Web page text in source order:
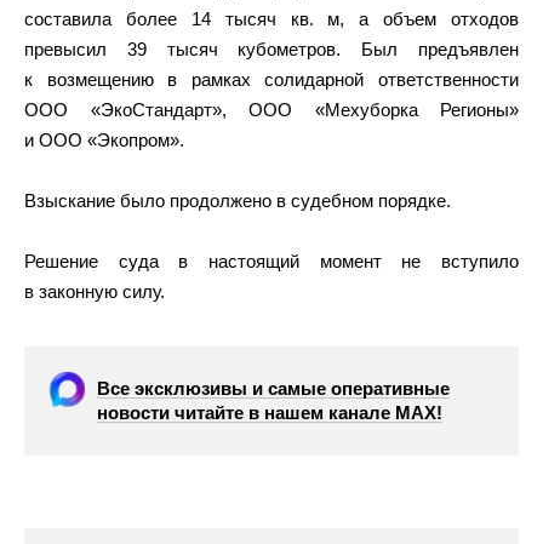
составила более 14 тысяч кв. м, а объем отходов
превысил 39 тысяч кубометров. Был предъявлен
к возмещению в рамках солидарной ответственности
ООО «ЭкоСтандарт», ООО «Мехуборка Регионы»
и ООО «Экопром».
Взыскание было продолжено в судебном порядке.
Решение суда в настоящий момент не вступило
в законную силу.
Все эксклюзивы и самые оперативные
новости читайте в нашем канале МАХ!